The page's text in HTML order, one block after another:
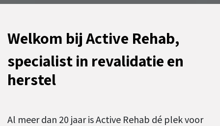
Welkom bij Active Rehab,
specialist in revalidatie en
herstel
Al meer dan 20 jaar is Active Rehab dé plek voor